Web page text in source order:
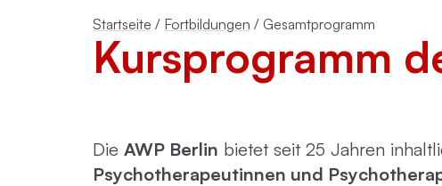
Mentalisierungsbasierte Psychotherapie
(MBT)
Startseite / Fortbildungen / Gesamtprogramm
Kursprogramm
Die AWP Berlin bietet seit 25 Jahren
Psychotherapeutinnen und